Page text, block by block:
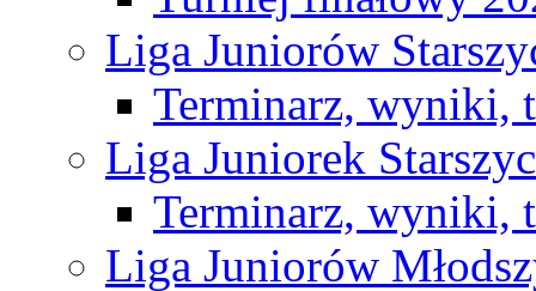
Liga Juniorów
Terminarz, wyniki,
Liga Juniorek
Terminarz, wyniki,
Liga Juniorów